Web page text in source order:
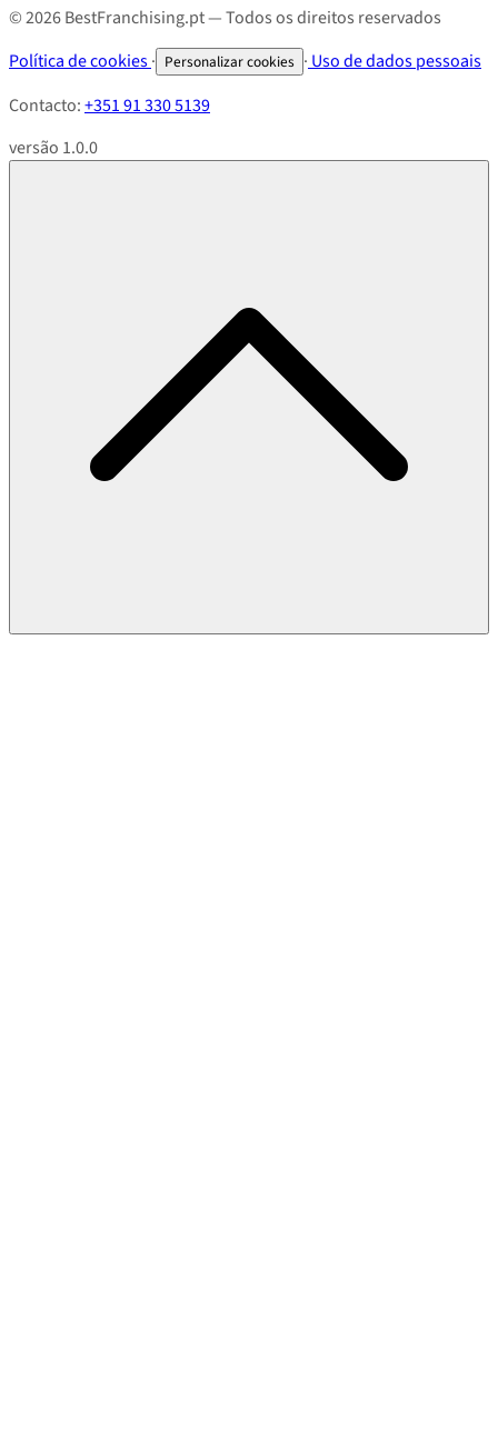
© 2026 BestFranchising.pt — Todos os direitos reservados
Política de cookies· Personalizar cookies · Uso de dados pessoais
Contacto:+351 91 330 5139
versão 1.0.0